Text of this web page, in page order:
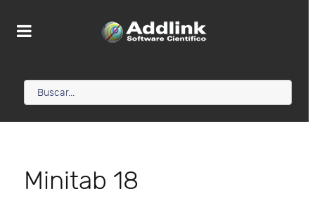
Minitab 18